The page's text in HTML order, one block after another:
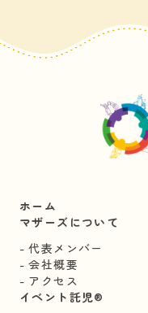
ホーム
マザーズについて
代表メンバー
会社概要
アクセス
イベント託児®︎